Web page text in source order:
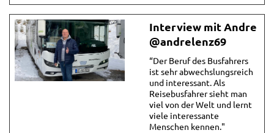
Interview mit Andre
@andrelenz69
“Der Beruf des Busfahrers
ist sehr abwechslungsreich
und interessant. Als
Reisebusfahrer sieht man
viel von der Welt und lernt
viele interessante
Menschen kennen."